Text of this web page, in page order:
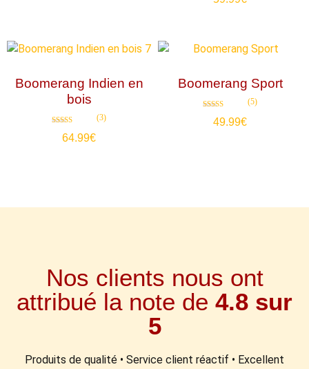
Boomerang Indien en
bois
4.67
(3)
64.99€
Boomerang Sport
4.80
(5)
49.99€
Nos clients nous ont
attribué la note de 4.8 sur
5
Produits de qualité • Service client réactif • Excellent